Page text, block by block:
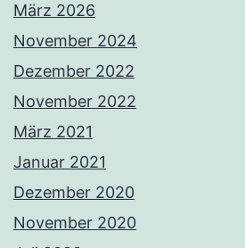
März 2026
November 2024
Dezember 2022
November 2022
März 2021
Januar 2021
Dezember 2020
November 2020